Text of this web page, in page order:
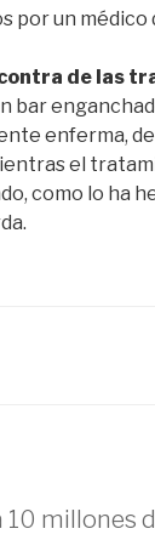
por un médico
de las
bar
enferma,
el
como lo ha
10 millones